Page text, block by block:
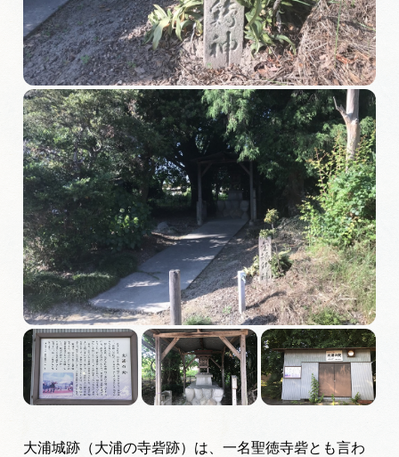
アクセス
インフォメーション
ぎふ旅レポーター記事
早わかり岐阜
買い物・お土産
体験予約サイト「ＶＩＳＩＴ岐阜県」
岐阜県まるごと観光エリアガイド
岐阜県観光データベース
大浦城跡（大浦の寺砦跡）は、一名聖徳寺砦とも言わ